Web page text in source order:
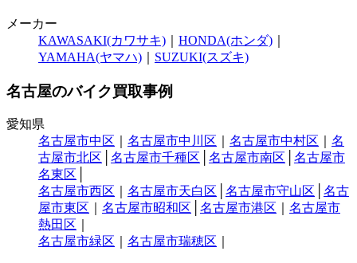
メーカー
KAWASAKI(カワサキ)
HONDA(ホンダ)
YAMAHA(ヤマハ)
SUZUKI(スズキ)
名古屋のバイク買取事例
愛知県
名古屋市中区
名古屋市中川区 名古屋市中村区
名
古屋市北区
名古屋市千種区 名古屋市南区
名古屋市
名東区
名古屋市西区
名古屋市天白区 名古屋市守山区
名古
屋市東区
名古屋市昭和区 名古屋市港区
名古屋市
熱田区
名古屋市緑区
名古屋市瑞穂区